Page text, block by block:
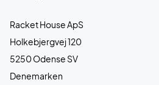
Racket House ApS
Holkebjergvej 120
5250 Odense SV
Denemarken